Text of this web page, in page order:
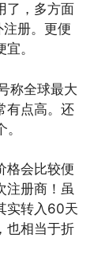
了，多方面
册。更便
。
称全球最大
有点高。还
格会比较便
注册商！虽
实转入60天
也相当于折